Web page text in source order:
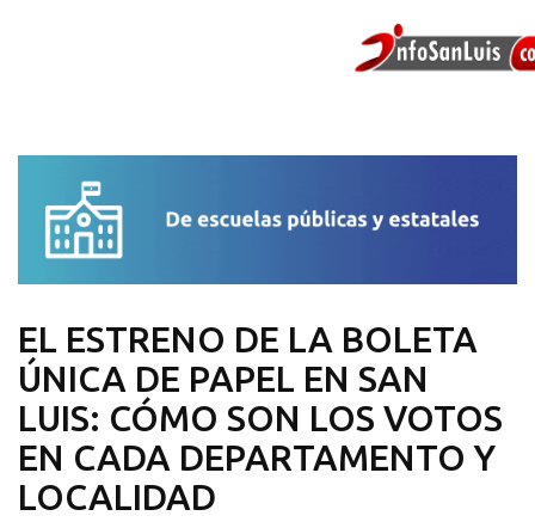
EL ESTRENO DE LA BOLETA
ÚNICA DE PAPEL EN SAN
LUIS: CÓMO SON LOS VOTOS
EN CADA DEPARTAMENTO Y
LOCALIDAD